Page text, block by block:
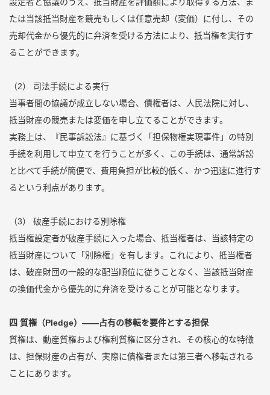
たは当該抵当財産を競売もしくは任意売却（変価）に付し、その
売却代金から優先的に弁済を受ける方法により、抵当権を実行す
ることができます。
（2） 司法手続による実行
当事者間の協議が成立しない場合、債権者は、人民法院に対し、
抵当財産の競売または変価を申し立てることができます。
実務上は、『民事訴訟法』に基づく「担保物権実現事件」の特別
手続を利用して申立てを行うことが多く、この手続は、通常訴訟
と比べて手続が簡便で、費用負担が比較的低く、かつ迅速に進行す
るという利点があります。
（3） 破産手続における別除権
抵当権設定者が破産手続に入った場合、抵当権者は、当該特定の
抵当財産について「別除権」を有します。これにより、抵当権者
は、破産財団の一般的な配当順位に従うことなく、当該抵当財産
の換価代金から優先的に弁済を受けることが可能となります。
四 質権（Pledge）――占有の移転を要件とする担保
質権は、動産質権および権利質権に区分され、その核心的な特徴
は、担保財産の占有が、実際に債権者または第三者へ移転される
ことにあります。